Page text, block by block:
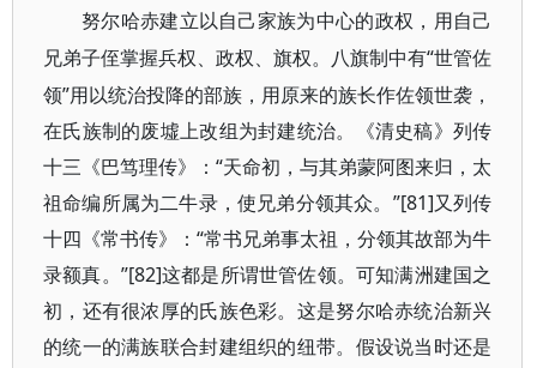
努尔哈赤建立以自己家族为中心的政权，用自己
兄弟子侄掌握兵权、政权、旗权。八旗制中有“世管佐
领”用以统治投降的部族，用原来的族长作佐领世袭，
在氏族制的废墟上改组为封建统治。《清史稿》列传
十三《巴笃理传》：“天命初，与其弟蒙阿图来归，太
祖命编所属为二牛录，使兄弟分领其众。”[81]又列传
十四《常书传》：“常书兄弟事太祖，分领其故部为牛
录额真。”[82]这都是所谓世管佐领。可知满洲建国之
初，还有很浓厚的氏族色彩。这是努尔哈赤统治新兴
的统一的满族联合封建组织的纽带。假设说当时还是